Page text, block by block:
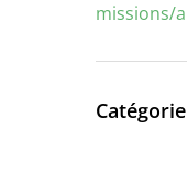
missions/